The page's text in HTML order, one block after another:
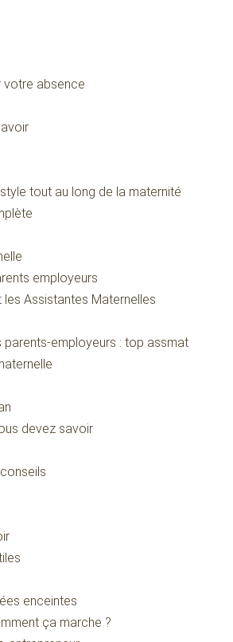
votre absence
tout au long de la maternité
employeurs
les Assistantes Maternelles
parents-employeurs : top assmat
devez savoir
enceintes
ça marche ?